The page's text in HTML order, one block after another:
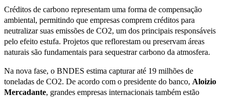
Créditos de carbono representam uma forma de compensação
ambiental, permitindo que empresas comprem créditos para
neutralizar suas emissões de CO2, um dos principais responsáveis
pelo efeito estufa. Projetos que reflorestam ou preservam áreas
naturais são fundamentais para sequestrar carbono da atmosfera.
Na nova fase, o BNDES estima capturar até 19 milhões de
toneladas de CO2. De acordo com o presidente do banco, Aloizio
Mercadante, grandes empresas internacionais também estão